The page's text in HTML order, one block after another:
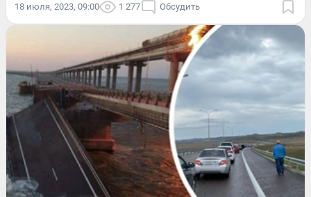
18 июля, 2023, 09:00 1 277 Обсудить